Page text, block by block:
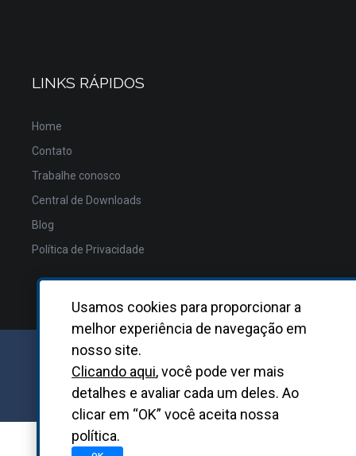
LINKS RÁPIDOS
Home
Contato
Trabalhe conosco
Central de Downloads
Blog
Política de Privacidade
GRUPO BIOSYS KOVALENT |
Desenvolvido pelaAsterisco
Usamos cookies para proporcionar a
melhor experiência de navegação em
nosso site.
Clicando aqui, você pode ver mais
detalhes e avaliar cada um deles. Ao
clicar em “OK” você aceita nossa
política.